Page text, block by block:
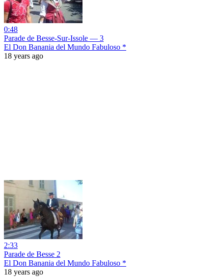
0:48
Parade de Besse-Sur-Issole — 3
El Don Banania del Mundo Fabuloso *
18 years ago
2:33
Parade de Besse 2
El Don Banania del Mundo Fabuloso *
18 years ago